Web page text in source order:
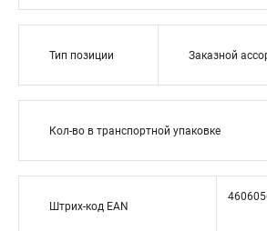
Тип позиции Заказной
Кол-во в транспортной упаковке
Штрих-код EAN